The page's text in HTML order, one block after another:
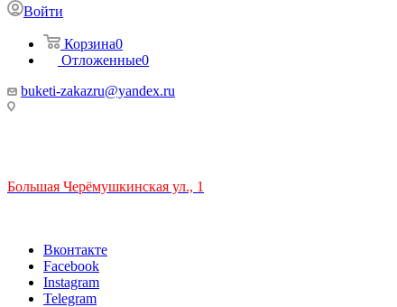
Войти
Корзина0
Отложенные0
buketi-zakazru@yandex.ru
Большая Черёмушкинская ул., 1
Вконтакте
Facebook
Instagram
Telegram